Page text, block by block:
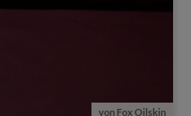
von Fox Oilskin